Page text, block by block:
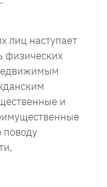
лиц наступает
физических
и